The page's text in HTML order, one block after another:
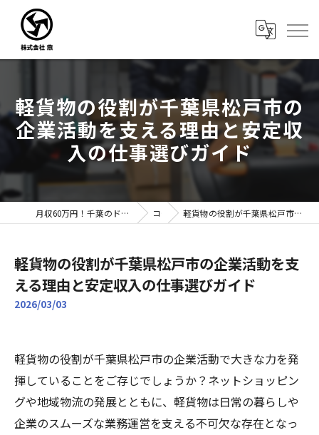
軽貨物の役割が千葉県松戸市の
企業活動を支える理由と安定収
入の仕事選びガイド
月収60万円！千葉のドライバー転職なら株式会社燕｜未経験歓迎 コラム 軽貨物の役割が千葉県松戸市の企業活動を支える理由と安定収入の仕事選びガイド
軽貨物の役割が千葉県松戸市の企業活動を支
える理由と安定収入の仕事選びガイド
2026/03/03
軽貨物の役割が千葉県松戸市の企業活動で大きな力を発
揮していることをご存じでしょうか？ネットショッピン
グや地域物流の発展とともに、軽貨物は日常の暮らしや
企業のスムーズな業務運営を支える不可欠な存在となっ